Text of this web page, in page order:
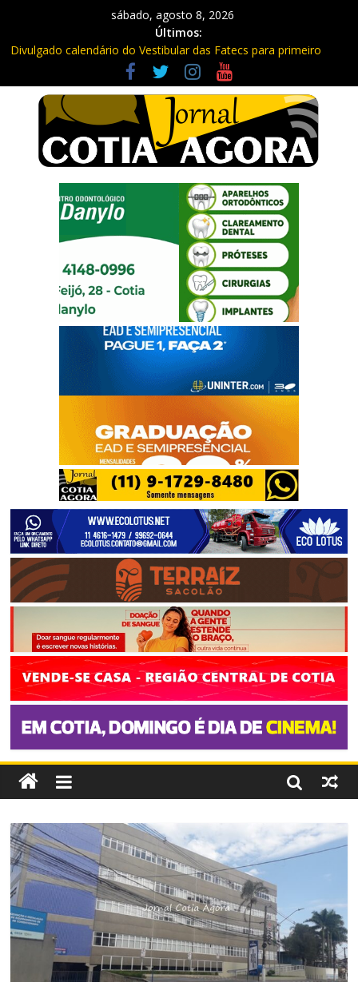
sábado, agosto 8, 2026
Últimos:
Divulgado calendário do Vestibular das Fatecs para primeiro
Mapa da Desigualdade da Grande SP: Vargem Grande Paulista
em boa posição. Cotia entre as últimas do ranking
Morador denuncia furto de cabos em postes na Estrada da
Roselândia
Itapevi: Em duas ocorrências, PM recupera carga roubada,
Sebrae promove curso de compras públicas em Vargem Grande